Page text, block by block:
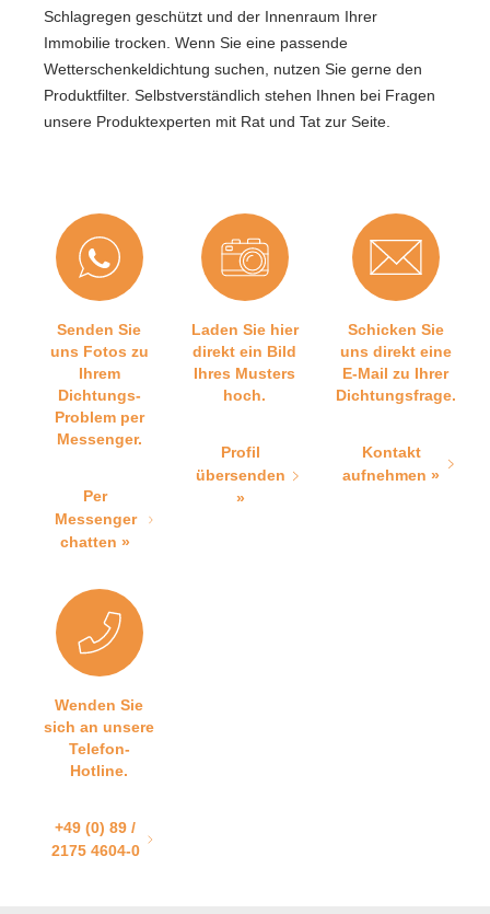
Schlagregen geschützt und der Innenraum Ihrer
Immobilie trocken. Wenn Sie eine passende
Wetterschenkeldichtung suchen, nutzen Sie gerne den
Produktfilter. Selbstverständlich stehen Ihnen bei Fragen
unsere Produktexperten mit Rat und Tat zur Seite.
Senden Sie
uns Fotos zu
Ihrem
Dichtungs-
Problem per
Messenger.
Per
Messenger
chatten »
Laden Sie hier
direkt ein Bild
Ihres Musters
hoch.
Profil
übersenden
»
Schicken Sie
uns direkt eine
E-Mail zu Ihrer
Dichtungsfrage.
Kontakt
aufnehmen »
Wenden Sie
sich an unsere
Telefon-
Hotline.
+49 (0) 89 /
2175 4604-0